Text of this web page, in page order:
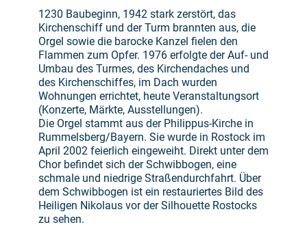
1230 Baubeginn, 1942 stark zerstört, das
Kirchenschiff und der Turm brannten aus, die
Orgel sowie die barocke Kanzel fielen den
Flammen zum Opfer. 1976 erfolgte der Auf- und
Umbau des Turmes, des Kirchendaches und
des Kirchenschiffes, im Dach wurden
Wohnungen errichtet, heute Veranstaltungsort
(Konzerte, Märkte, Ausstellungen).
Die Orgel stammt aus der Philippus-Kirche in
Rummelsberg/Bayern. Sie wurde in Rostock im
April 2002 feierlich eingeweiht. Direkt unter dem
Chor befindet sich der Schwibbogen, eine
schmale und niedrige Straßendurchfahrt. Über
dem Schwibbogen ist ein restauriertes Bild des
Heiligen Nikolaus vor der Silhouette Rostocks
zu sehen.